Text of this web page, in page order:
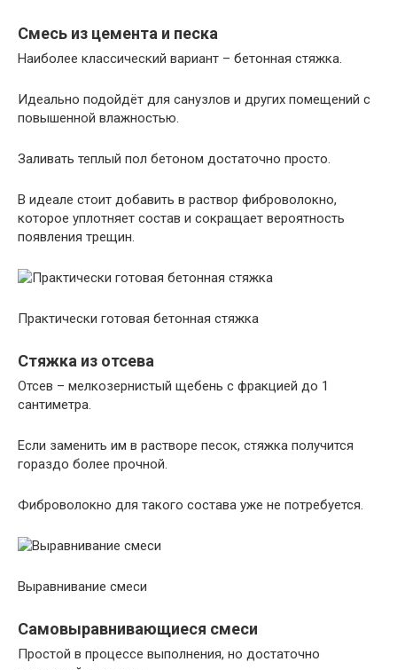
Смесь из цемента и песка
Наиболее классический вариант – бетонная стяжка.
Идеально подойдёт для санузлов и других помещений с
повышенной влажностью.
Заливать теплый пол бетоном достаточно просто.
В идеале стоит добавить в раствор фиброволокно,
которое уплотняет состав и сокращает вероятность
появления трещин.
Практически готовая бетонная стяжка
Стяжка из отсева
Отсев – мелкозернистый щебень с фракцией до 1
сантиметра.
Если заменить им в растворе песок, стяжка получится
гораздо более прочной.
Фиброволокно для такого состава уже не потребуется.
Выравнивание смеси
Самовыравнивающиеся смеси
Простой в процессе выполнения, но достаточно